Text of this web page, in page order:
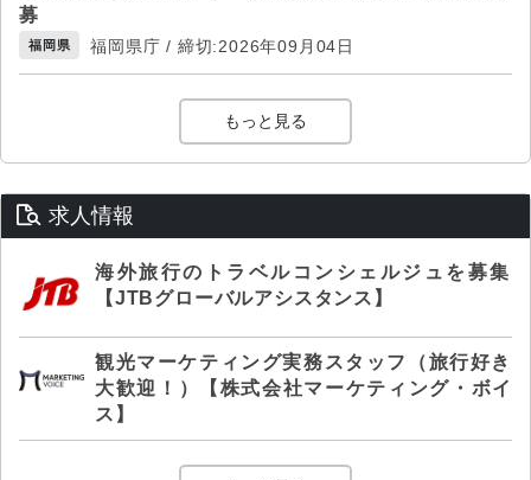
募
福岡県 福岡県庁 / 締切:2026年09月04日
もっと見る
求人情報
海外旅行のトラベルコンシェルジュを募集
【JTBグローバルアシスタンス】
観光マーケティング実務スタッフ（旅行好き
大歓迎！）【株式会社マーケティング・ボイ
ス】